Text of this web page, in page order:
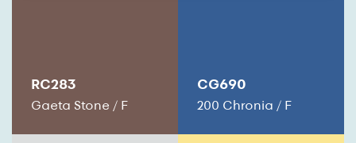
RC283
Gaeta Stone / F
CG690
200 Chronia / F